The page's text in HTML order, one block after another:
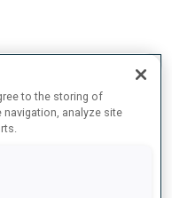
SKI +8.4 s/km
to the storing of
analyze site